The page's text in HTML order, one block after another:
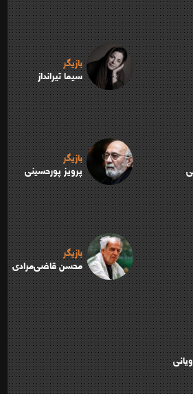
بازیگر
سیما تیرانداز
بازیگر
پرویز پورحسینی
بازیگر
محسن قاضی‌مرادی